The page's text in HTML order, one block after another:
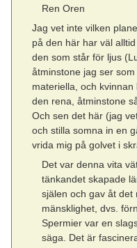
Ren Oren
Jag vet inte vilken
på den här har väl
den som står för ljus
åtminstone jag ser
materiella, och
den rena, åtminstone
Och sen det här (jag
och stilla somna in en
vrida mig på golvet i
Det var denna vita
tänkandet skapade
själen och gav åt det
mänsklighet, dvs.
Spermier var en
säga. Det är